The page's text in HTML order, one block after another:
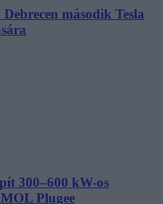
második Tesla
300–600 kW-os
Plugee